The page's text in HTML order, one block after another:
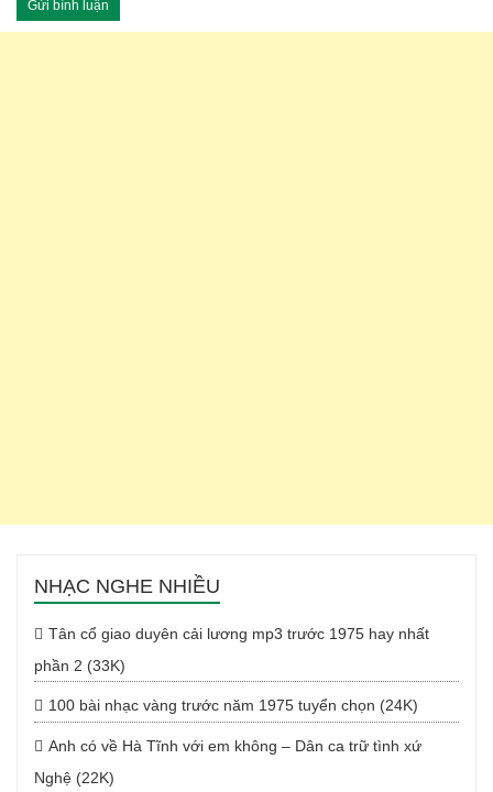
NHẠC NGHE NHIỀU
Tân cổ giao duyên cải lương mp3 trước 1975 hay nhất
phần 2 (33K)
100 bài nhạc vàng trước năm 1975 tuyển chọn (24K)
Anh có về Hà Tĩnh với em không – Dân ca trữ tình xứ
Nghệ (22K)